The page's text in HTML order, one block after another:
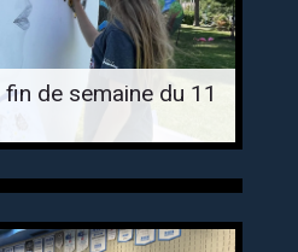
de semaine du 11